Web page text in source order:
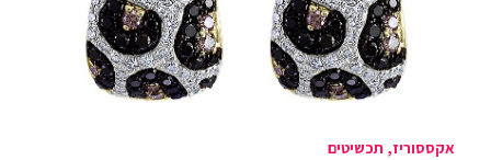
אקססוריז תכשיטים